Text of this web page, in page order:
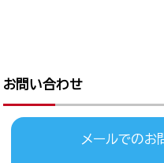
お問い合わせ
メールでのお